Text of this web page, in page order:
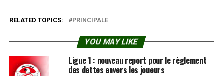
RELATED TOPICS: PRINCIPALE
YOU MAY LIKE
Ligue 1 : nouveau report pour le règlement
des dettes envers les joueurs